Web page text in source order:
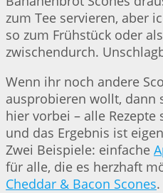
zum Tee servieren, aber
so zum Frühstück oder
zwischendurch.
Wenn ihr noch andere
ausprobieren wollt, dann
hier vorbei – alle
und das Ergebnis ist
Zwei Beispiele: einfache
für alle, die es herzhaft
Cheddar & Bacon Scones.